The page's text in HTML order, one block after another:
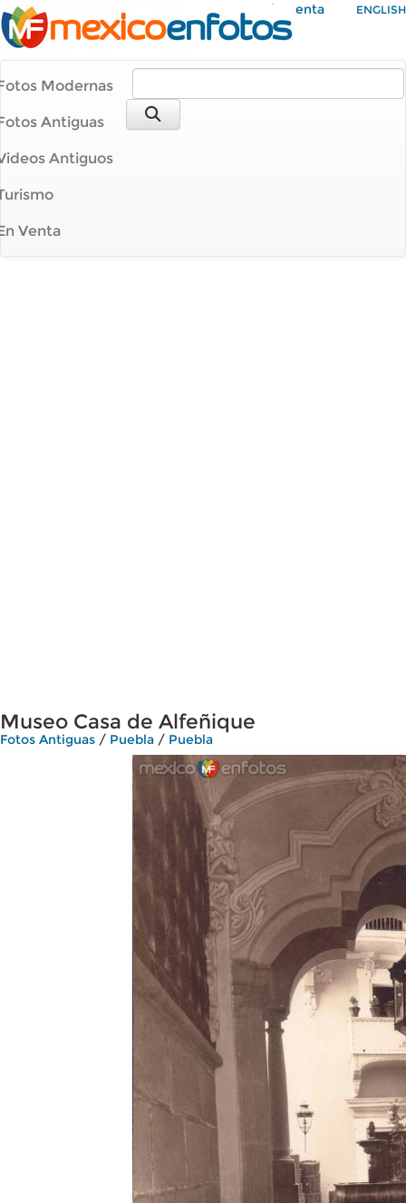
Mi Cuenta ENGLISH
Modernas
Antiguas
Antiguos
Venta
Museo Casa de Alfeñique
Fotos Antiguas / Puebla / Puebla